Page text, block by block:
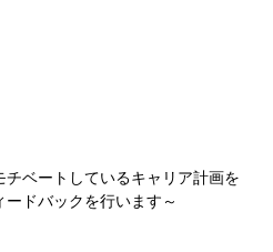
ベートしているキャリア計画を
ドバックを行います～